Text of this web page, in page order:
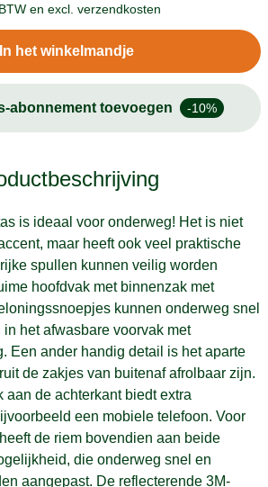
en excl. verzendkosten
In het winkelmandje
abonnement toevoegen -10%
is ideaal voor onderweg! Het is niet
maar heeft ook veel praktische
spullen kunnen veilig worden
hoofdvak met binnenzak met
kunnen onderweg snel
het afwasbare voorvak met
Een ander handig detail is het aparte
de zakjes van buitenaf afrolbaar zijn.
aan de achterkant biedt extra
een mobiele telefoon. Voor
de riem bovendien aan beide
die onderweg snel en
aangepast. De reflecterende 3M-